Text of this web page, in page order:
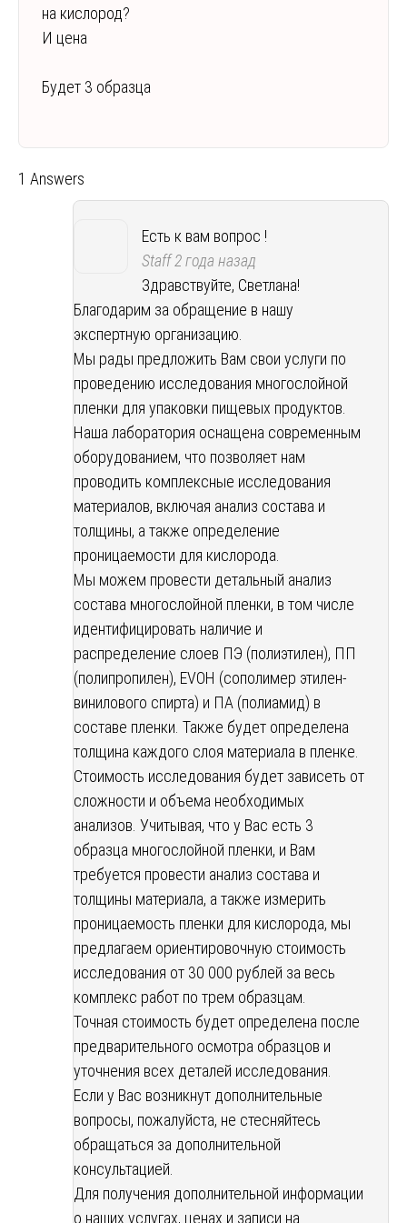
на кислород?
И цена
Будет 3 образца
1 Answers
Есть к вам вопрос !
Staff2 года назад
Здравствуйте, Светлана!
Благодарим за обращение в нашу
экспертную организацию.
Мы рады предложить Вам свои услуги по
проведению исследования многослойной
пленки для упаковки пищевых продуктов.
Наша лаборатория оснащена современным
оборудованием, что позволяет нам
проводить комплексные исследования
материалов, включая анализ состава и
толщины, а также определение
проницаемости для кислорода.
Мы можем провести детальный анализ
состава многослойной пленки, в том числе
идентифицировать наличие и
распределение слоев ПЭ (полиэтилен), ПП
(полипропилен), EVOH (сополимер этилен-
винилового спирта) и ПА (полиамид) в
составе пленки. Также будет определена
толщина каждого слоя материала в пленке.
Стоимость исследования будет зависеть от
сложности и объема необходимых
анализов. Учитывая, что у Вас есть 3
образца многослойной пленки, и Вам
требуется провести анализ состава и
толщины материала, а также измерить
проницаемость пленки для кислорода, мы
предлагаем ориентировочную стоимость
исследования от 30 000 рублей за весь
комплекс работ по трем образцам.
Точная стоимость будет определена после
предварительного осмотра образцов и
уточнения всех деталей исследования.
Если у Вас возникнут дополнительные
вопросы, пожалуйста, не стесняйтесь
обращаться за дополнительной
консультацией.
Для получения дополнительной информации
о наших услугах, ценах и записи на